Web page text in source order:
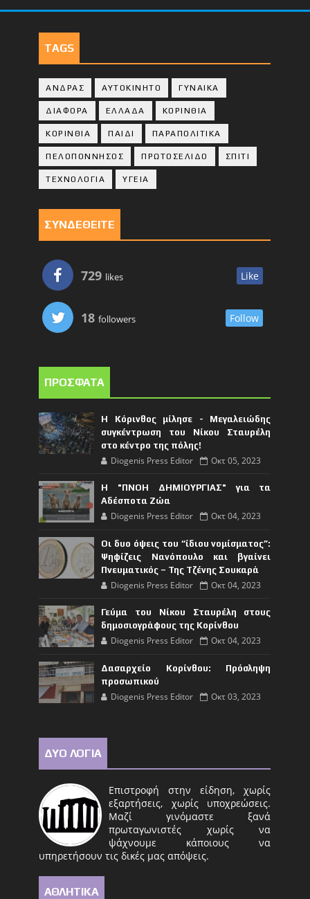
TAGS
ΑΝΔΡΑΣ ΑΥΤΟΚΙΝΗΤΟ ΓΥΝΑΙΚΑ
ΔΙΑΦΟΡΑ ΕΛΛΑΔΑ ΚΟΡΙΝΘΙΑ
ΚΟΡΙΝΘΙA ΠΑΙΔΙ ΠΑΡΑΠΟΛΙΤΙΚΑ
ΠΕΛΟΠΟΝΝΗΣΟΣ ΠΡΩΤΟΣΕΛΙΔΟ ΣΠΙΤΙ
ΤΕΧΝΟΛΟΓΙΑ ΥΓΕΙΑ
ΣΥΝΔΕΘΕΙΤΕ
729 likes Like
18 followers Follow
ΠΡΟΣΦΑΤΑ
Η Κόρινθος μίλησε - Μεγαλειώδης
συγκέντρωση του Νίκου Σταυρέλη
στο κέντρο της πόλης!
Diogenis Press Editor Οκτ 05, 2023
Η "ΠΝΟΗ ΔΗΜΙΟΥΡΓΙΑΣ" για τα
Αδέσποτα Ζώα
Diogenis Press Editor Οκτ 04, 2023
Οι δυο όψεις του “ίδιου νομίσματος”:
Ψηφίζεις Νανόπουλο και βγαίνει
Πνευματικός – Της Τζένης Σουκαρά
Diogenis Press Editor Οκτ 04, 2023
Γεύμα του Νίκου Σταυρέλη στους
δημοσιογράφους της Κορίνθου
Diogenis Press Editor Οκτ 04, 2023
Δασαρχείο Κορίνθου: Πρόσληψη
προσωπικού
Diogenis Press Editor Οκτ 03, 2023
ΔΥΟ ΛΟΓΙΑ
Επιστροφή στην είδηση, χωρίς
εξαρτήσεις, χωρίς υποχρεώσεις.
Μαζί γινόμαστε ξανά
πρωταγωνιστές χωρίς να
ψάχνουμε κάποιους να
υπηρετήσουν τις δικές μας απόψεις.
ΑΘΛΗΤΙΚΑ